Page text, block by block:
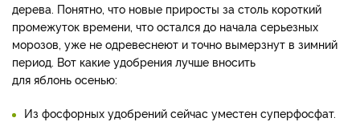
дерева. Понятно, что новые приросты за столь короткий
промежуток времени, что остался до начала серьезных
морозов, уже не одревеснеют и точно вымерзнут в зимний
период. Вот какие удобрения лучше вносить
для яблонь осенью:
Из фосфорных удобрений сейчас уместен суперфосфат.